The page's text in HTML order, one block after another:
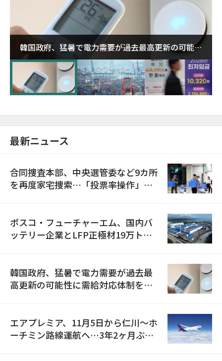
韓国政府、猛暑で電力需要が過去最高更新の可能性
に需給対応体制を点検
最新ニュース
合同捜査本部、中央選管委など9カ所
を再度家宅捜索…「投票率操作」の
ポスコ・フューチャーエム、国内バ
ッテリー企業とLFP正極材19万トン
韓国政府、猛暑で電力需要が過去最
高更新の可能性に需給対応体制を点
エアプレミア、11月5日から仁川〜ホ
ーチミン路線運航へ…3年2ヶ月ぶり